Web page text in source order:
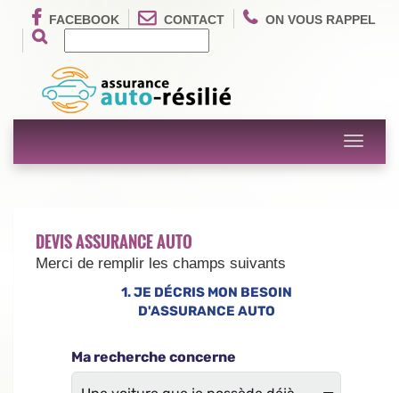
FACEBOOK CONTACT ON VOUS RAPPEL
Toggle
DEVIS ASSURANCE AUTO
Merci de remplir les champs suivants